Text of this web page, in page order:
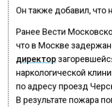
Он также добавил, что
Ранее Вести
что в Москве
директор
наркологической
по адресу проезд
В результате пожара